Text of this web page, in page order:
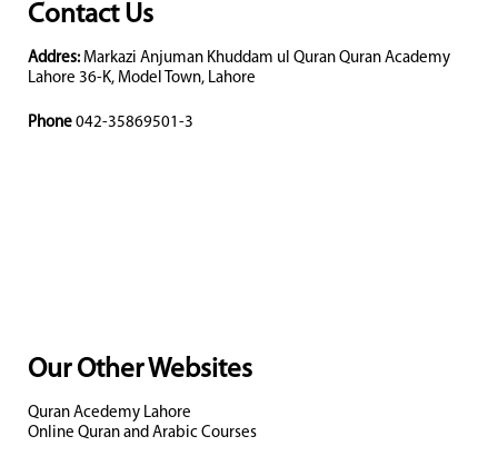
Contact Us
Addres: Markazi Anjuman Khuddam ul Quran Quran Academy
Lahore 36-K, Model Town, Lahore
Phone 042-35869501-3
Our Other Websites
Quran Acedemy Lahore
Online Quran and Arabic Courses